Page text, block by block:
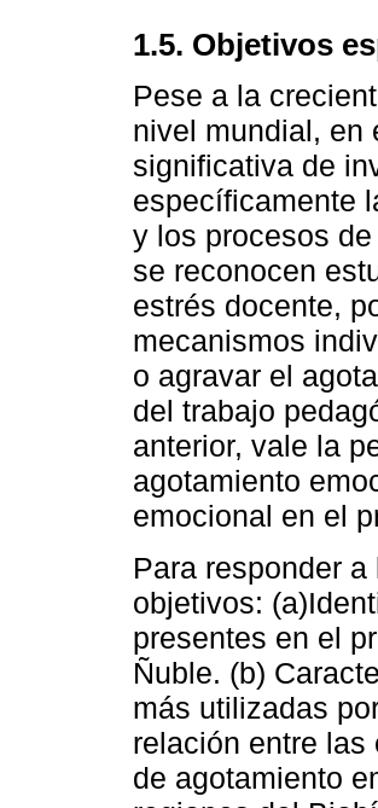
1.5. Objetivos
Pese a la
nivel mundial, en
significativa de
específicamente
y los procesos
se reconocen
estrés docente,
mecanismos
o agravar el
del trabajo
anterior, vale la
agotamiento
emocional en el
Para responder
objetivos:
presentes en el
Ñuble. (b)
más utilizadas
relación entre
de agotamiento